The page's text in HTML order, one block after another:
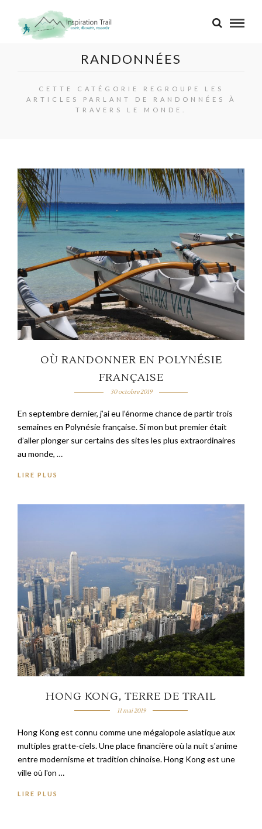
RANDONNÉES
CETTE CATÉGORIE REGROUPE LES
ARTICLES PARLANT DE RANDONNÉES À
TRAVERS LE MONDE.
OÙ RANDONNER EN POLYNÉSIE
FRANÇAISE
30 octobre 2019
En septembre dernier, j’ai eu l’énorme chance de partir trois
semaines en Polynésie française. Si mon but premier était
d’aller plonger sur certains des sites les plus extraordinaires
au monde, …
LIRE PLUS
HONG KONG, TERRE DE TRAIL
11 mai 2019
Hong Kong est connu comme une mégalopole asiatique aux
multiples gratte-ciels. Une place financière où la nuit s'anime
entre modernisme et tradition chinoise. Hong Kong est une
ville où l'on …
LIRE PLUS